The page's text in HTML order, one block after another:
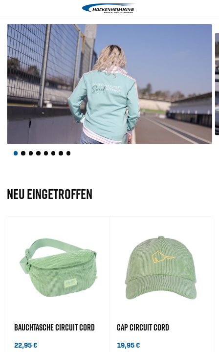
NEU EINGETROFFEN
BAUCHTASCHE CIRCUIT CORD
22,95€
CAP CIRCUIT CORD
19,95€